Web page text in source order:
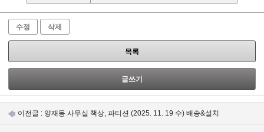
수정 삭제
목록
글쓰기
이전글 : 양재동 사무실 책상, 파티션 (2025. 11. 19 수) 배송&설치